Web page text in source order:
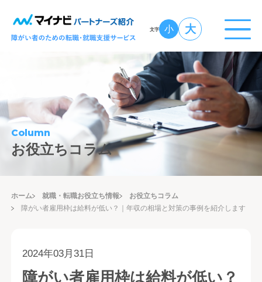
文字 小 大
Column
お役立ちコラム
ホーム 就職・転職お役立ち情報
お役立ちコラム
障がい者雇用枠は給料が低い？｜年収の相場と対策の事例を紹介します
2024年03月31日
障がい者雇用枠は給料が低い？